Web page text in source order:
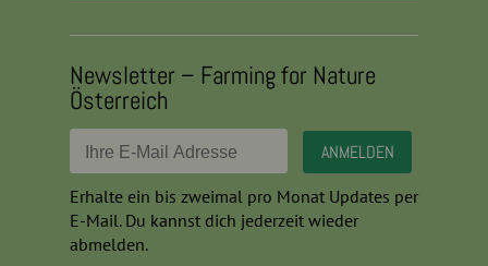
Newsletter – Farming for Nature
Österreich
Erhalte ein bis zweimal pro Monat Updates per
E-Mail. Du kannst dich jederzeit wieder
abmelden.